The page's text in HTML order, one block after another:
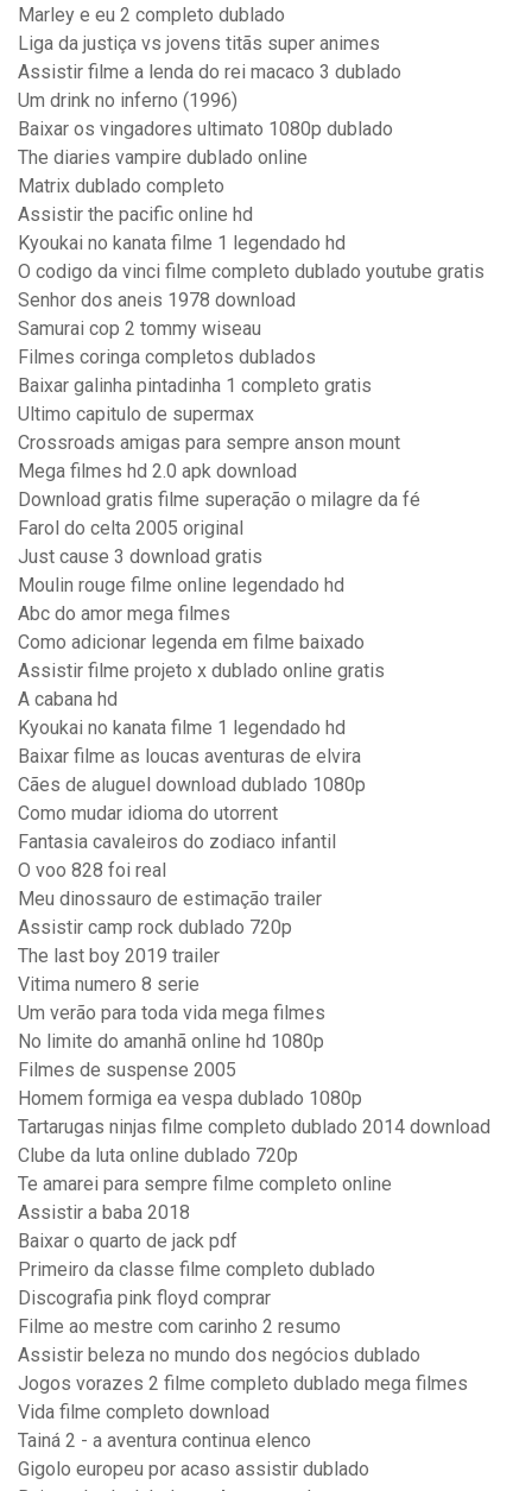
Marley e eu 2 completo dublado
Liga da justiça vs jovens titãs super animes
Assistir filme a lenda do rei macaco 3 dublado
Um drink no inferno (1996)
Baixar os vingadores ultimato 1080p dublado
The diaries vampire dublado online
Matrix dublado completo
Assistir the pacific online hd
Kyoukai no kanata filme 1 legendado hd
O codigo da vinci filme completo dublado youtube gratis
Senhor dos aneis 1978 download
Samurai cop 2 tommy wiseau
Filmes coringa completos dublados
Baixar galinha pintadinha 1 completo gratis
Ultimo capitulo de supermax
Crossroads amigas para sempre anson mount
Mega filmes hd 2.0 apk download
Download gratis filme superação o milagre da fé
Farol do celta 2005 original
Just cause 3 download gratis
Moulin rouge filme online legendado hd
Abc do amor mega filmes
Como adicionar legenda em filme baixado
Assistir filme projeto x dublado online gratis
A cabana hd
Kyoukai no kanata filme 1 legendado hd
Baixar filme as loucas aventuras de elvira
Cães de aluguel download dublado 1080p
Como mudar idioma do utorrent
Fantasia cavaleiros do zodiaco infantil
O voo 828 foi real
Meu dinossauro de estimação trailer
Assistir camp rock dublado 720p
The last boy 2019 trailer
Vitima numero 8 serie
Um verão para toda vida mega filmes
No limite do amanhã online hd 1080p
Filmes de suspense 2005
Homem formiga ea vespa dublado 1080p
Tartarugas ninjas filme completo dublado 2014 download
Clube da luta online dublado 720p
Te amarei para sempre filme completo online
Assistir a baba 2018
Baixar o quarto de jack pdf
Primeiro da classe filme completo dublado
Discografia pink floyd comprar
Filme ao mestre com carinho 2 resumo
Assistir beleza no mundo dos negócios dublado
Jogos vorazes 2 filme completo dublado mega filmes
Vida filme completo download
Tainá 2 - a aventura continua elenco
Gigolo europeu por acaso assistir dublado